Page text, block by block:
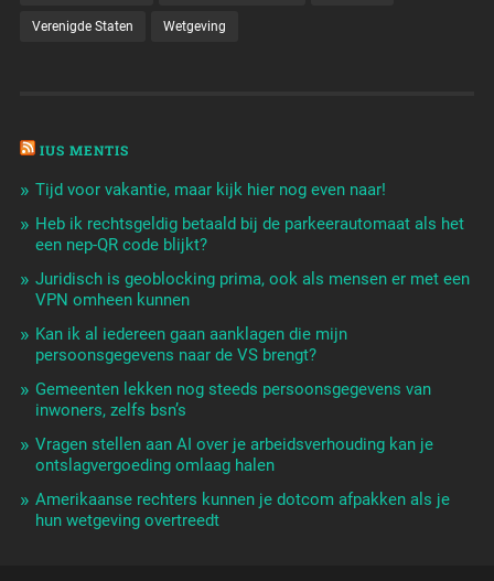
Verenigde Staten Wetgeving
IUS MENTIS
Tijd voor vakantie, maar kijk hier nog even naar!
Heb ik rechtsgeldig betaald bij de parkeerautomaat als het
een nep-QR code blijkt?
Juridisch is geoblocking prima, ook als mensen er met een
VPN omheen kunnen
Kan ik al iedereen gaan aanklagen die mijn
persoonsgegevens naar de VS brengt?
Gemeenten lekken nog steeds persoonsgegevens van
inwoners, zelfs bsn’s
Vragen stellen aan AI over je arbeidsverhouding kan je
ontslagvergoeding omlaag halen
Amerikaanse rechters kunnen je dotcom afpakken als je
hun wetgeving overtreedt